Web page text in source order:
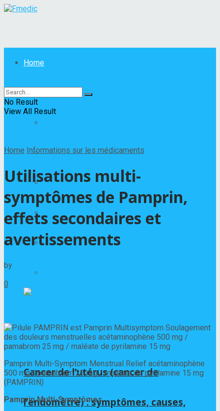
Home
Maladies
Autres maladies
Cancer
Maladies de la peau
Maladies digestives
Cancer de l’utérus (cancer de
l’endomètre) : symptômes, causes,
No Result
View All Result
Home Informations sur les médicaments
Utilisations multi-
symptômes de Pamprin,
effets secondaires et
avertissements
by
09/08/2022
0
Pamprin Multi-Symptom Menstrual Relief acétaminophène
500 mg / pamabrom 25 mg / maléate de pyrilamine 15 mg
(PAMPRIN)
Pamprin Multi-Symptômes